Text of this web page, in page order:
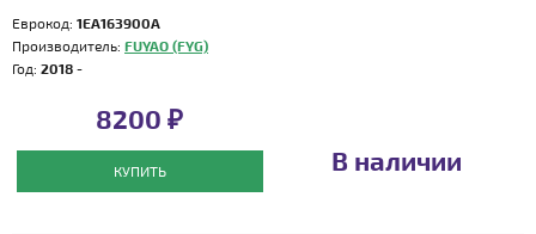
Еврокод: 1EA163900A
Производитель: FUYAO (FYG)
Год: 2018 -
8200 ₽
КУПИТЬ В наличии